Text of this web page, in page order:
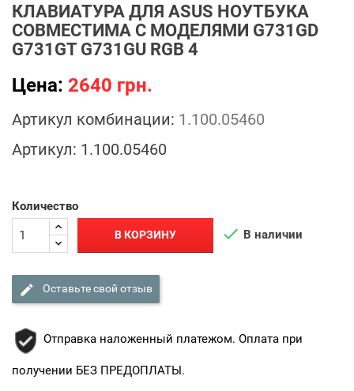
КЛАВИАТУРА ДЛЯ ASUS НОУТБУКА
СОВМЕСТИМА С МОДЕЛЯМИ G731GD
G731GT G731GU RGB 4
Цена: 2640 грн.
Артикул комбинации: 1.100.05460
Артикул: 1.100.05460
Количество
В КОРЗИНУ  В наличии
Оставьте свой отзыв
Отправка наложенный платежом. Оплата при
получении БЕЗ ПРЕДОПЛАТЫ.